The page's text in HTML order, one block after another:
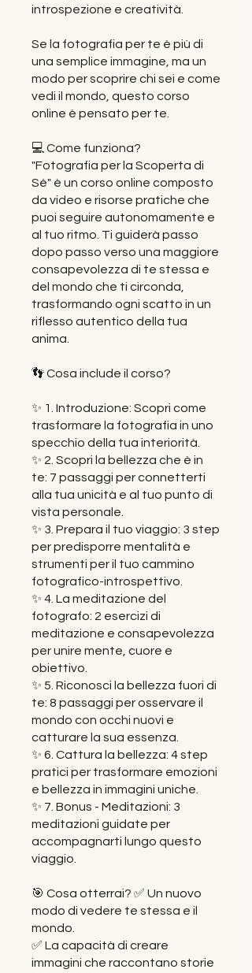
introspezione e creatività.
Se la fotografia per te è più di
una semplice immagine, ma un
modo per scoprire chi sei e come
vedi il mondo, questo corso
online è pensato per te.
💻 Come funziona?
"Fotografia per la Scoperta di
Sé" è un corso online composto
da video e risorse pratiche che
puoi seguire autonomamente e
al tuo ritmo. Ti guiderà passo
dopo passo verso una maggiore
consapevolezza di te stessa e
del mondo che ti circonda,
trasformando ogni scatto in un
riflesso autentico della tua
anima.
👣 Cosa include il corso?
✨ 1. Introduzione: Scopri come
trasformare la fotografia in uno
specchio della tua interiorità.
✨ 2. Scopri la bellezza che è in
te: 7 passaggi per connetterti
alla tua unicità e al tuo punto di
vista personale.
✨ 3. Prepara il tuo viaggio: 3 step
per predisporre mentalità e
strumenti per il tuo cammino
fotografico-introspettivo.
✨ 4. La meditazione del
fotografo: 2 esercizi di
meditazione e consapevolezza
per unire mente, cuore e
obiettivo.
✨ 5. Riconosci la bellezza fuori di
te: 8 passaggi per osservare il
mondo con occhi nuovi e
catturare la sua essenza.
✨ 6. Cattura la bellezza: 4 step
pratici per trasformare emozioni
e bellezza in immagini uniche.
✨ 7. Bonus - Meditazioni: 3
meditazioni guidate per
accompagnarti lungo questo
viaggio.
🎯 Cosa otterrai? ✅ Un nuovo
modo di vedere te stessa e il
mondo.
✅ La capacità di creare
immagini che raccontano storie